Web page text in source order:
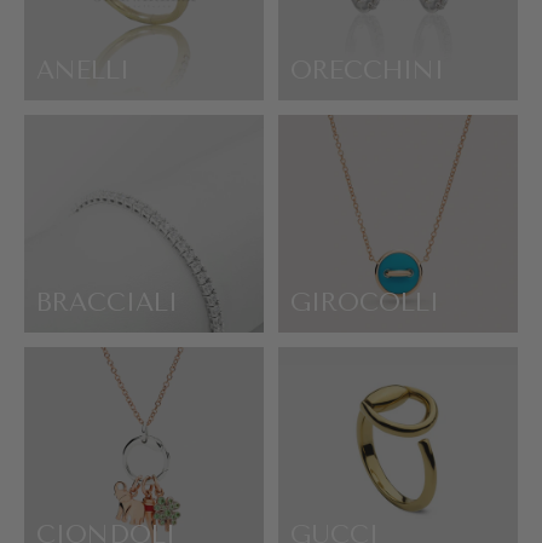
ANELLI
BRACCIALI GIROCOLLI
CIONDOLI